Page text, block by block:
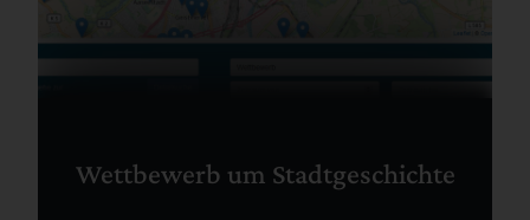
Wettbewerb um Stadtgeschichte